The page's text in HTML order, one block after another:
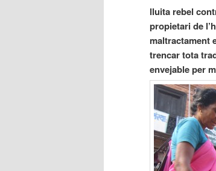
lluita rebel
propietari de
maltractament
trencar tota
envejable per